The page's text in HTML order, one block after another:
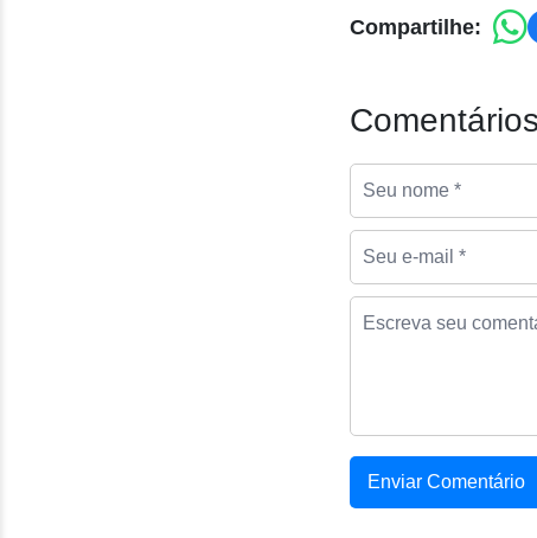
Compartilhe:
Enviar Comentário